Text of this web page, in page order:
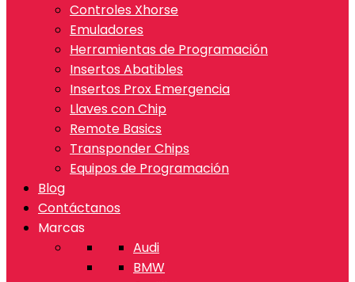
Controles Xhorse
Emuladores
Herramientas de Programación
Insertos Abatibles
Insertos Prox Emergencia
Llaves con Chip
Remote Basics
Transponder Chips
Equipos de Programación
Blog
Contáctanos
Marcas
Audi
BMW